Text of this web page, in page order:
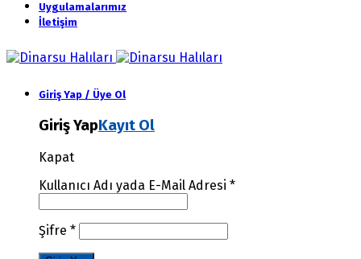
Uygulamalarımız
İletişim
Giriş Yap / Üye Ol
Giriş YapKayıt Ol
Kapat
Kullanıcı Adı yada E-Mail Adresi *
Şifre *